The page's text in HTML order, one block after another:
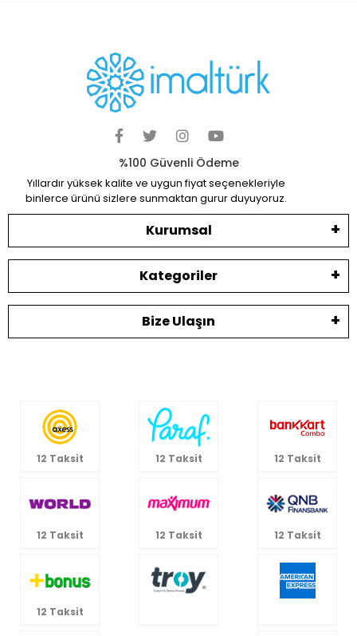
%100 Güvenli Ödeme
Yıllardır yüksek kalite ve uygun fiyat seçenekleriyle
binlerce ürünü sizlere sunmaktan gurur duyuyoruz.
Kurumsal
Kategoriler
Bize Ulaşın
12 Taksit 12 Taksit 12 Taksit
12 Taksit 12 Taksit 12 Taksit
12 Taksit